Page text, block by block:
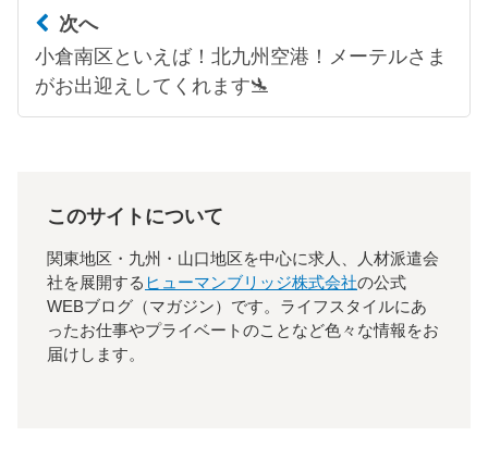
次へ
小倉南区といえば！北九州空港！メーテルさま
がお出迎えしてくれます🛬
このサイトについて
関東地区・九州・山口地区を中心に求人、人材派遣会
社を展開する ヒューマンブリッジ株式会社の公式
WEBブログ（マガジン）です。ライフスタイルにあ
ったお仕事やプライベートのことなど色々な情報をお
届けします。